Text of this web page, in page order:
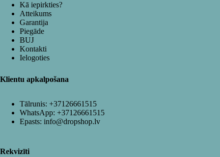
Kā iepirkties?
Atteikums
Garantija
Piegāde
BUJ
Kontakti
Ielogoties
Klientu apkalpošana
Tālrunis: +37126661515
WhatsApp: +37126661515
Epasts: info@dropshop.lv
Rekvizīti